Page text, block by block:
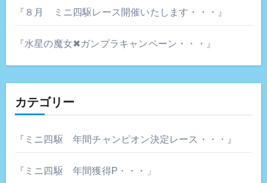
『８月 ミニ四駆レース開催いたします・・・』
『水星の魔女✖ガンプラキャンペーン・・・』
カテゴリー
『ミニ四駆 年間チャンピオン決定レース・・・』
『ミニ四駆 年間獲得P・・・」